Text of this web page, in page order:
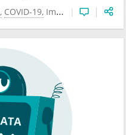
COVID-19 Impfung